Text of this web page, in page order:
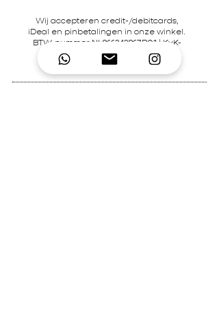
Wij accepteren credit-/debitcards,
iDeal en pinbetalingen in onze winkel.
BTW-nummer NL866242867B01 | KvK-
nummer92995306